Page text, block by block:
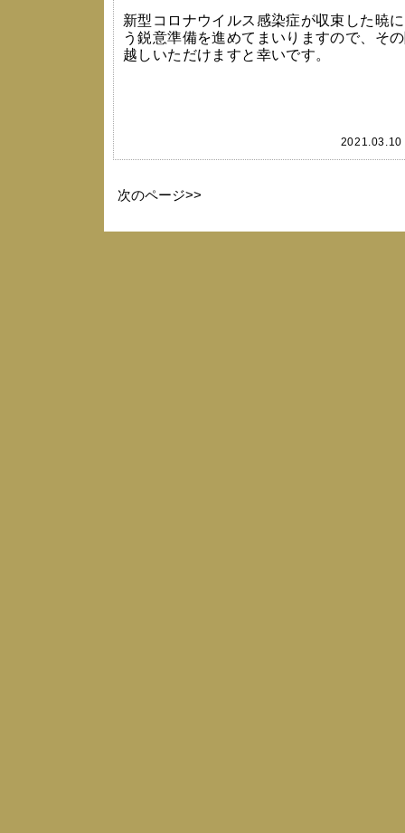
新型コロナウイルス感染症が収束した暁
う鋭意準備を進めてまいりますので、そ
越しいただけますと幸いです。
2021.03.10
次のページ>>